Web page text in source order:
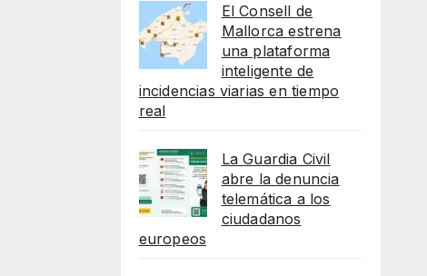
El Consell de
Mallorca estrena
una plataforma
inteligente de
incidencias viarias en tiempo
real
La Guardia Civil
abre la denuncia
telemática a los
ciudadanos
europeos